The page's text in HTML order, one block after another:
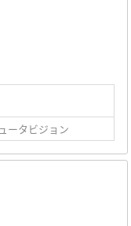
ータビジョン